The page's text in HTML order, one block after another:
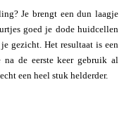
Je brengt een dun laagje
goed je dode huidcellen
gezicht. Het resultaat is een
de eerste keer gebruik al
een heel stuk helderder.